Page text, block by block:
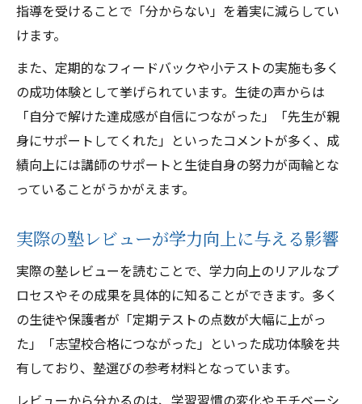
レビューで分かる塾の効果と選び方のヒン
塾の成績アップ効果を生徒レビューで検証
成績変化から見える塾の本当の価値とは
塾選びを成功に導く生の体験談まとめ
塾の口コミ体験談で選び方が変わる理由
生徒レビューで分かる塾選び成功事例集
塾の体験談が後悔しない選択を支える
先生との関係が深まる理由をレビューで解説
塾の先生との信頼関係を生徒レビューで探
る
塾レビューが語る先生の人柄と指導力
先生との距離感が塾選びに与える影響
指導を受けることで「分からない」を着実に減らしてい
けます。
また、定期的なフィードバックや小テストの実施も多く
の成功体験として挙げられています。生徒の声からは
「自分で解けた達成感が自信につながった」「先生が親
身にサポートしてくれた」といったコメントが多く、成
績向上には講師のサポートと生徒自身の努力が両輪とな
っていることがうかがえます。
実際の塾レビューが学力向上に与える影響
実際の塾レビューを読むことで、学力向上のリアルなプ
ロセスやその成果を具体的に知ることができます。多く
の生徒や保護者が「定期テストの点数が大幅に上がっ
た」「志望校合格につながった」といった成功体験を共
有しており、塾選びの参考材料となっています。
レビューから分かるのは、学習習慣の変化やモチベーシ